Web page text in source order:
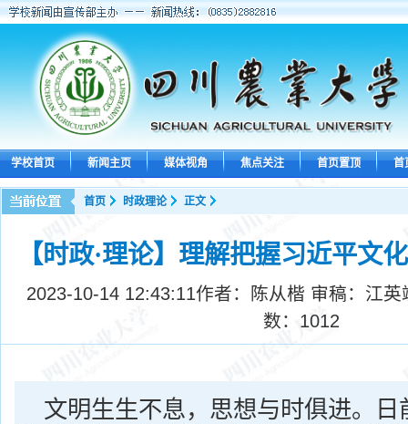
学校首页 新闻主页 媒体视角 焦点关注 首页置顶 首
首页 时政理论 正文
【时政·理论】理解把握习近平文
2023-10-14 12:43:11作者：陈从楷 审稿：江
数： 1012
文明生生不息，思想与时俱进。